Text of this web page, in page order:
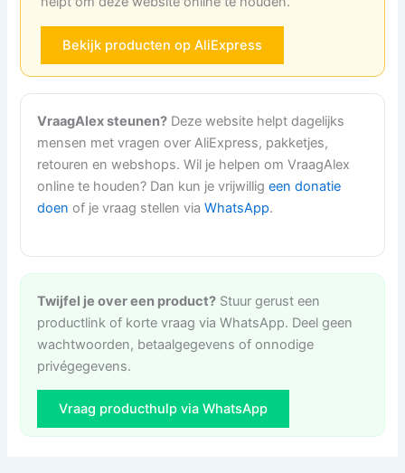
Bekijk producten op AliExpress
VraagAlex steunen? Deze website helpt dagelijks
mensen met vragen over AliExpress, pakketjes,
retouren en webshops. Wil je helpen om VraagAlex
online te houden? Dan kun je vrijwilligeen donatie
doen of je vraag stellen viaWhatsApp.
Twijfel je over een product? Stuur gerust een
productlink of korte vraag via WhatsApp. Deel geen
wachtwoorden, betaalgegevens of onnodige
privégegevens.
Vraag producthulp via WhatsApp